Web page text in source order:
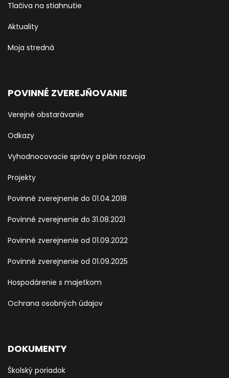
Tlačiva na stiahnutie
Aktuality
Moja stredná
POVINNÉ ZVEREJŇOVANIE
Verejné obstarávanie
Odkazy
Vyhodnocovacie správy a plán rozvoja
Projekty
Povinné zverejnenie do 01.04.2018
Povinné zverejnenie do 31.08.2021
Povinné zverejnenie od 01.09.2022
Povinné zverejnenie od 01.09.2025
Hospodárenie s majetkom
Ochrana osobných údajov
DOKUMENTY
Školský poriadok